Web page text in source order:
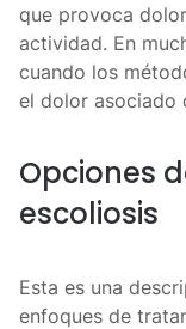
que provoca
actividad. En
cuando los
el dolor asociado
Opciones
escoliosis
Esta es una
enfoques de